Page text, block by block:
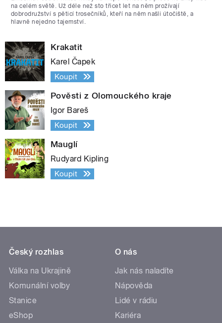
na celém světě. Už déle než sto třicet let na něm prožívají
dobrodružství s pěticí trosečníků, kteří na něm našli útočiště, a
hlavně nejedno tajemství.
Krakatit
Karel Čapek
Koupit
Pověsti z Olomouckého kraje
Igor Bareš
Koupit
Mauglí
Rudyard Kipling
Koupit
Český rozhlas
Válka na Ukrajině
Komunální volby
Stanice
eShop
O nás
Jak nás naladíte
Nápověda
Lidé v rádiu
Kariéra